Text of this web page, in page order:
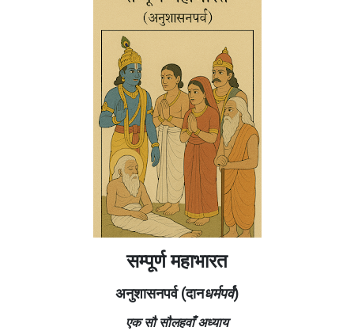
सम्पूर्ण महाभारत
अनुशासनपर्व (दानधर्मपर्व)
एक सौ सौलहवाँ अध्याय